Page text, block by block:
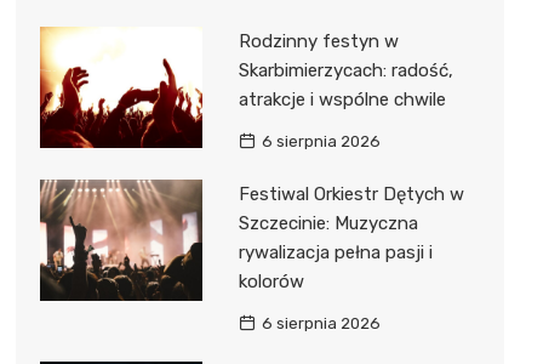
Rodzinny festyn w
Skarbimierzycach: radość,
atrakcje i wspólne chwile
6 sierpnia 2026
Festiwal Orkiestr Dętych w
Szczecinie: Muzyczna
rywalizacja pełna pasji i
kolorów
6 sierpnia 2026